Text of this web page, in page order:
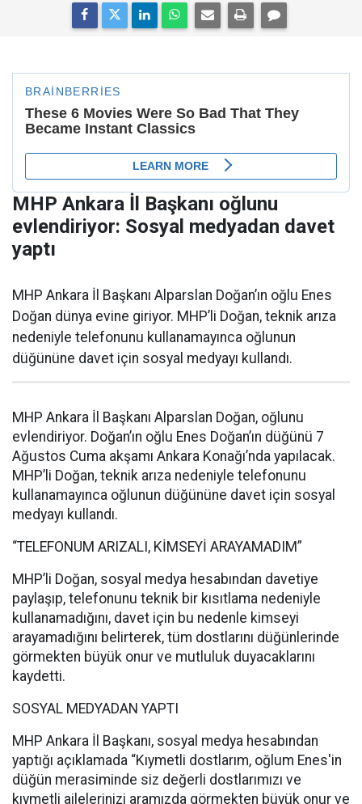
MHP Ankara İl Başkanı oğlunu
evlendiriyor: Sosyal medyadan davet
yaptı
MHP Ankara İl Başkanı Alparslan Doğan’ın oğlu Enes
Doğan dünya evine giriyor. MHP’li Doğan, teknik arıza
nedeniyle telefonunu kullanamayınca oğlunun
düğününe davet için sosyal medyayı kullandı.
MHP Ankara İl Başkanı Alparslan Doğan, oğlunu
evlendiriyor. Doğan’ın oğlu Enes Doğan’ın düğünü 7
Ağustos Cuma akşamı Ankara Konağı’nda yapılacak.
MHP’li Doğan, teknik arıza nedeniyle telefonunu
kullanamayınca oğlunun düğününe davet için sosyal
medyayı kullandı.
“TELEFONUM ARIZALI, KİMSEYİ ARAYAMADIM”
MHP’li Doğan, sosyal medya hesabından davetiye
paylaşıp, telefonunu teknik bir kısıtlama nedeniyle
kullanamadığını, davet için bu nedenle kimseyi
arayamadığını belirterek, tüm dostlarını düğünlerinde
görmekten büyük onur ve mutluluk duyacaklarını
kaydetti.
SOSYAL MEDYADAN YAPTI
MHP Ankara İl Başkanı, sosyal medya hesabından
yaptığı açıklamada “Kıymetli dostlarım, oğlum Enes'in
düğün merasiminde siz değerli dostlarımızı ve
kıymetli ailelerinizi aramızda görmekten büyük onur ve